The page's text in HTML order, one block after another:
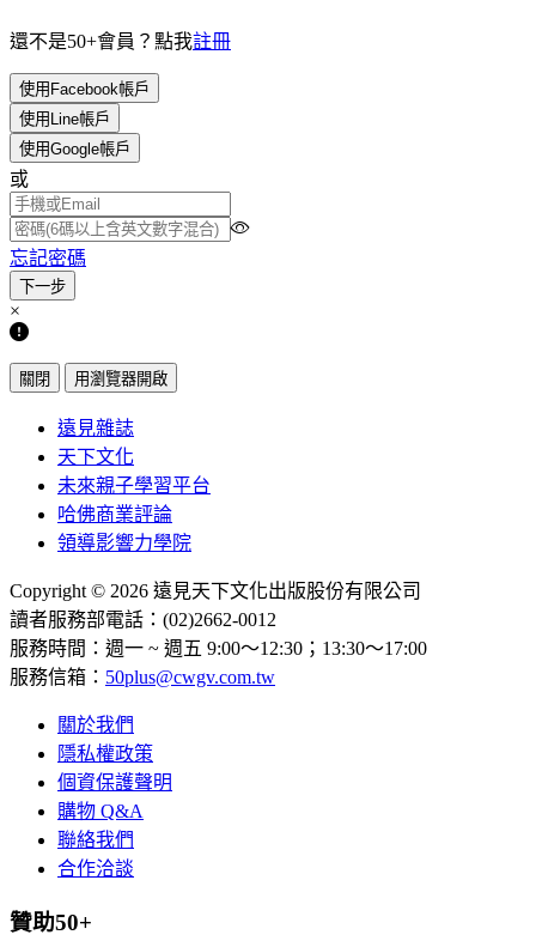
還不是50+會員？點我註冊
使用Facebook帳戶
使用Line帳戶
使用Google帳戶
或
忘記密碼
×
關閉 用瀏覽器開啟
遠見雜誌
天下文化
未來親子學習平台
哈佛商業評論
領導影響力學院
Copyright © 2026 遠見天下文化出版股份有限公司
讀者服務部電話：(02)2662-0012
服務時間：週一 ~ 週五 9:00～12:30；13:30～17:00
服務信箱： 50plus@cwgv.com.tw
關於我們
隱私權政策
個資保護聲明
購物 Q&A
聯絡我們
合作洽談
贊助50+